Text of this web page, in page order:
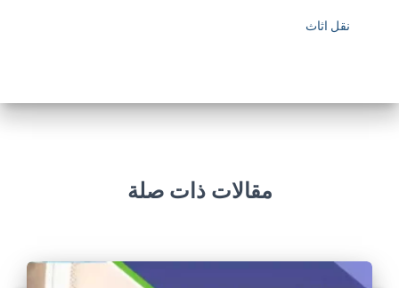
نقل اثاث
مقالات ذات صلة